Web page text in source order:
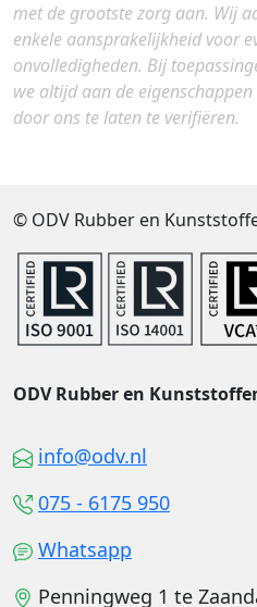
met de grootste zorg aan. Wij
enkele aansprakelijkheid voor
onvolledigheden. Bij
we altijd aan de
door ons te laten te verifiëren.
© ODV Rubber en
ODV Rubber en
info@odv.nl
075 - 6175 950
Whatsapp
Penningweg 1 te